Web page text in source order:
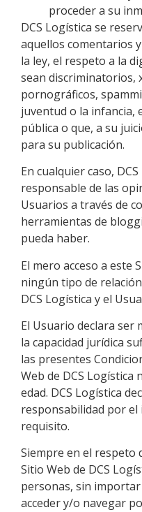
proceder a su
DCS Logística se
aquellos comentarios
la ley, el respeto a la
sean discriminatorios,
pornográficos,
juventud o la infancia,
pública o que, a su
para su publicación.
En cualquier caso,
responsable de las
Usuarios a través de
herramientas de
pueda haber.
El mero acceso a este
ningún tipo de
DCS Logística y el
El Usuario declara ser
la capacidad jurídica
las presentes
Web de DCS Logística
edad. DCS Logística
responsabilidad por
requisito.
Siempre en el respeto
Sitio Web de DCS
personas, sin
acceder y/o navegar